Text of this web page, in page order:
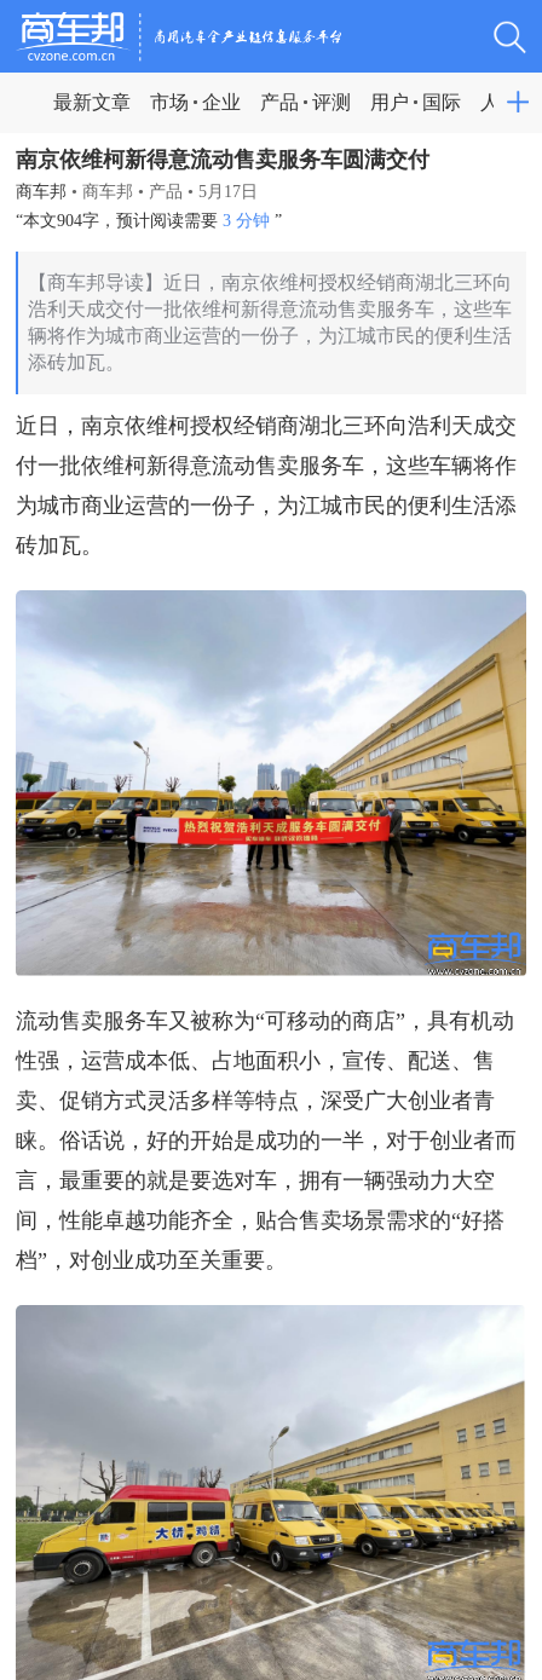
最新文章 市场 企业 产品 评测 用户 国际 人物
南京依维柯新得意流动售卖服务车圆满交付
商车邦 • 商车邦 • 产品 • 5月17日
“本文904字，预计阅读需要3 分钟”
【商车邦导读】近日，南京依维柯授权经销商湖北三环向
浩利天成交付一批依维柯新得意流动售卖服务车，这些车
辆将作为城市商业运营的一份子，为江城市民的便利生活
添砖加瓦。
近日，南京依维柯授权经销商湖北三环向浩利天成交
付一批依维柯新得意流动售卖服务车，这些车辆将作
为城市商业运营的一份子，为江城市民的便利生活添
砖加瓦。
流动售卖服务车又被称为“可移动的商店”，具有机动
性强，运营成本低、占地面积小，宣传、配送、售
卖、促销方式灵活多样等特点，深受广大创业者青
睐。俗话说，好的开始是成功的一半，对于创业者而
言，最重要的就是要选对车，拥有一辆强动力大空
间，性能卓越功能齐全，贴合售卖场景需求的“好搭
档”，对创业成功至关重要。